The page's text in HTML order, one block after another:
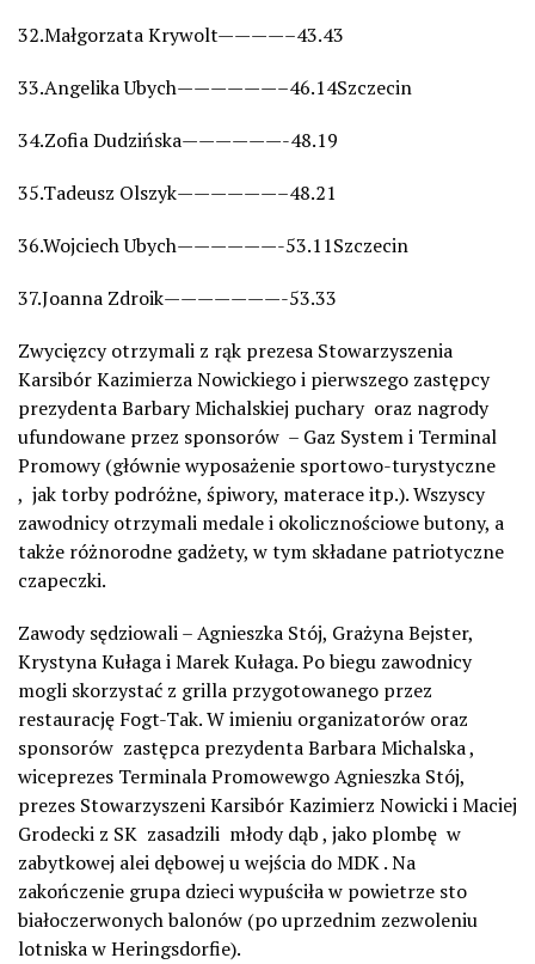
32.Małgorzata Krywolt————–43.43
33.Angelika Ubych——————–46.14Szczecin
34.Zofia Dudzińska——————-48.19
35.Tadeusz Olszyk——————–48.21
36.Wojciech Ubych——————-53.11Szczecin
37.Joanna Zdroik———————-53.33
Zwycięzcy otrzymali z rąk prezesa Stowarzyszenia
Karsibór Kazimierza Nowickiego i pierwszego zastępcy
prezydenta Barbary Michalskiej puchary oraz nagrody
ufundowane przez sponsorów – Gaz System i Terminal
Promowy (głównie wyposażenie sportowo-turystyczne
, jak torby podróżne, śpiwory, materace itp.). Wszyscy
zawodnicy otrzymali medale i okolicznościowe butony, a
także różnorodne gadżety, w tym składane patriotyczne
czapeczki.
Zawody sędziowali – Agnieszka Stój, Grażyna Bejster,
Krystyna Kułaga i Marek Kułaga. Po biegu zawodnicy
mogli skorzystać z grilla przygotowanego przez
restaurację Fogt-Tak. W imieniu organizatorów oraz
sponsorów zastępca prezydenta Barbara Michalska ,
wiceprezes Terminala Promowewgo Agnieszka Stój,
prezes Stowarzyszeni Karsibór Kazimierz Nowicki i Maciej
Grodecki z SK zasadzili młody dąb , jako plombę w
zabytkowej alei dębowej u wejścia do MDK . Na
zakończenie grupa dzieci wypuściła w powietrze sto
białoczerwonych balonów (po uprzednim zezwoleniu
lotniska w Heringsdorfie).